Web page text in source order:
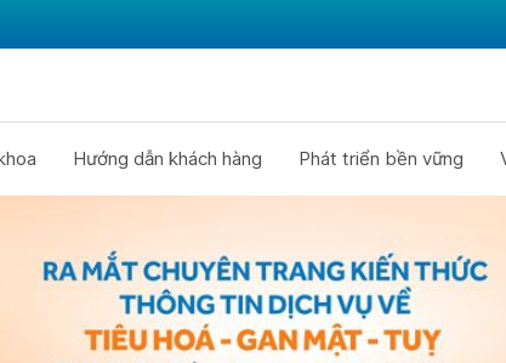
Hướng dẫn khách hàng Phát triển bền vững